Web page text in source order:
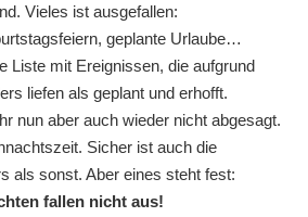
Vieles ist ausgefallen:
geplante Urlaube…
Liste mit Ereignissen, die aufgrund
liefen als geplant und erhofft.
nun aber auch wieder nicht abgesagt.
Sicher ist auch die
als sonst. Aber eines steht fest:
fallen nicht aus!